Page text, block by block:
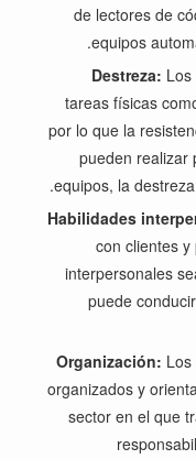
de lectores de
equipos
Destreza:
tareas físicas
por lo que la
pueden realizar
equipos, la
Habilidades
con clientes
interpersonales
puede
Organización:
organizados y
sector en el que